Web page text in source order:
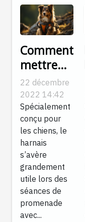
Comment
mettre
un
harnais à
son chien
?
22 décembre
2022 14:42
Spécialement
conçu pour
les chiens, le
harnais
s’avère
grandement
utile lors des
séances de
promenade
avec...